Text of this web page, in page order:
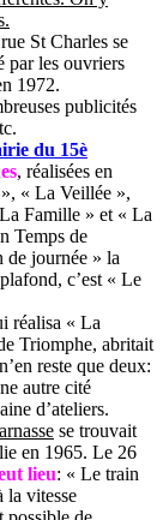
St Charles se
par les ouvriers
1972.
publicités
du 15è
, réalisées en
« La Veillée »,
Famille » et « La
Temps de
de journée » la
c’est « Le
réalisa « La
Triomphe, abritait
reste que deux:
autre cité
d’ateliers.
se trouvait
en 1965. Le 26
lieu: « Le train
la vitesse